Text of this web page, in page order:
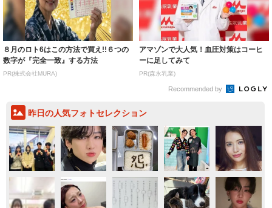
８月のロト6はこの方法で買え!!６つの
数字が『完全一致』する方法
PR(株式会社MURA)
アマゾンで大人気！血圧対策はコーヒ
ーに足してみて
PR(森永乳業)
Recommended by
昨日の人気フォトセレクション